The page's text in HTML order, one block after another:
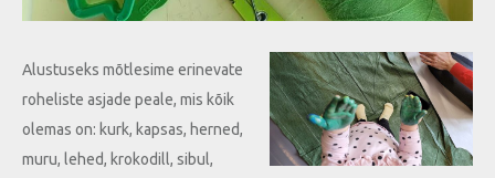
Alustuseks mõtlesime erinevate
roheliste asjade peale, mis kõik
olemas on: kurk, kapsas, herned,
muru, lehed, krokodill, sibul,